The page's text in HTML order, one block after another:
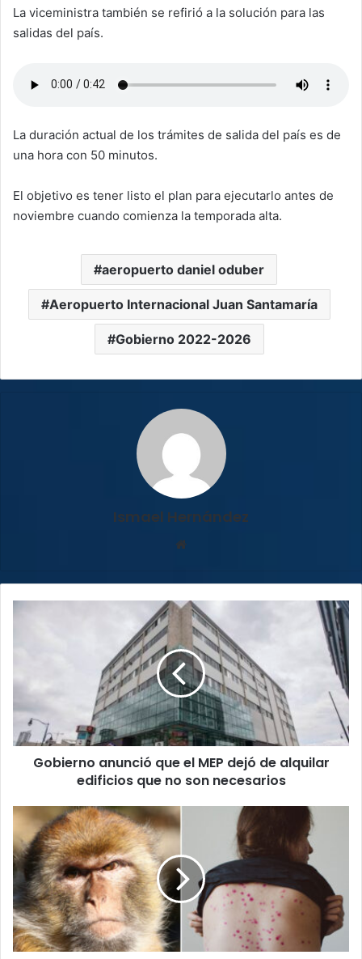
La viceministra también se refirió a la solución para las
salidas del país.
La duración actual de los trámites de salida del país es de
una hora con 50 minutos.
El objetivo es tener listo el plan para ejecutarlo antes de
noviembre cuando comienza la temporada alta.
aeropuerto daniel oduber
Aeropuerto Internacional Juan Santamaría
Gobierno 2022-2026
Ismael Hernández
dejó
de
alquilar
edificios
necesarios
Gobierno anunció que el MEP dejó de alquilar
edificios que no son necesarios
Estadounidense
34
años
es
el
primer
caso
de